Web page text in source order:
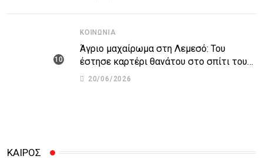
ΚΟΙΝΩΝΊΑ
Άγριο μαχαίρωμα στη Λεμεσό: Του
έστησε καρτέρι θανάτου στο σπίτι του
για προσωπικές διαφορές – Στο
20/06/2026
ΚΑΙΡΟΣ